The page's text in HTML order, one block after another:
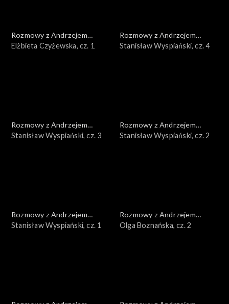
Rozmowy z Andrzejem
Doboszem
Elżbieta Czyżewska, cz. 1
Rozmowy z Andrzejem
Doboszem
Stanisław Wyspiański, cz. 4
Rozmowy z Andrzejem
Doboszem
Stanisław Wyspiański, cz. 3
Rozmowy z Andrzejem
Doboszem
Stanisław Wyspiański, cz. 2
Rozmowy z Andrzejem
Doboszem
Stanisław Wyspiański, cz. 1
Rozmowy z Andrzejem
Doboszem
Olga Boznańska, cz. 2